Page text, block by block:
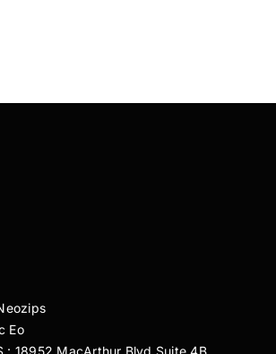
Eo
: 18952 MacArthur Blvd Suite 4B,